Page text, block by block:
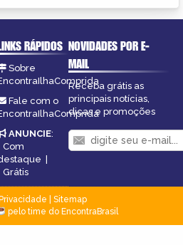
RÁPIDOS
Sobre
Fale com o
ANUNCIE:
Com
|
Grátis
NOVIDADES POR E-
MAIL
Receba grátis as
principais notícias,
dicas e promoções
Sitemap
pelo time do EncontraBrasil